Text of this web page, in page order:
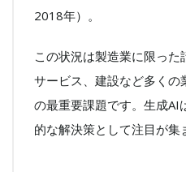
2018年）。
この状況は製造業に限った
サービス、建設など多くの
の最重要課題です。生成AI
的な解決策として注目が集